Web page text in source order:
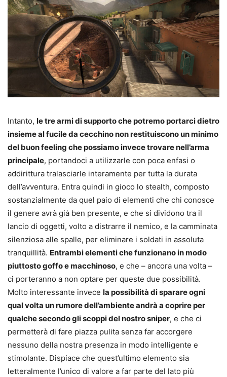
Intanto, le tre armi di supporto che potremo portarci dietro
insieme al fucile da cecchino non restituiscono un minimo
del buon feeling che possiamo invece trovare nell’arma
principale, portandoci a utilizzarle con poca enfasi o
addirittura tralasciarle interamente per tutta la durata
dell’avventura. Entra quindi in gioco lo stealth, composto
sostanzialmente da quel paio di elementi che chi conosce
il genere avrà già ben presente, e che si dividono tra il
lancio di oggetti, volto a distrarre il nemico, e la camminata
silenziosa alle spalle, per eliminare i soldati in assoluta
tranquillità. Entrambi elementi che funzionano in modo
piuttosto goffo e macchinoso, e che – ancora una volta –
ci porteranno a non optare per queste due possibilità.
Molto interessante invece la possibilità di sparare ogni
qual volta un rumore dell’ambiente andrà a coprire per
qualche secondo gli scoppi del nostro sniper, e che ci
permetterà di fare piazza pulita senza far accorgere
nessuno della nostra presenza in modo intelligente e
stimolante. Dispiace che quest’ultimo elemento sia
letteralmente l’unico di valore a far parte del lato più